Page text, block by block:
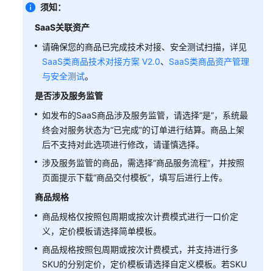
布
通
通
用
商
发
布
总
准
备
发
须知：
SaaS关联资产
请确保您的商品已完成技术对接、安全测试扫描，详见
SaaS类商品技术对接方案 V2.0、 SaaS类商品资产管理
与安全测试。
是否涉及服务监管
如发布的SaaS商品涉及服务监管，请选择“是”，系统最
终会对服务状态为“已完成”的订单进行结算。商品上架
后不支持对此选项进行修改，请谨慎选择。
涉及服务监管的商品，需选择“商品服务流程”，并按照
页面提示下载“商品交付模板”，填写后进行上传。
商品规格
商品规格仅按照包周期或按次计费模式进行一口价定
义，定价模板请选择简单模板。
商品规格按照包周期或按次计费模式，并支持进行多
SKU的分别定价，定价模板请选择自定义模板。若SKU